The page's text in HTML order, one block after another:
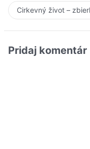
Cirkevný život –
Pridaj komentár